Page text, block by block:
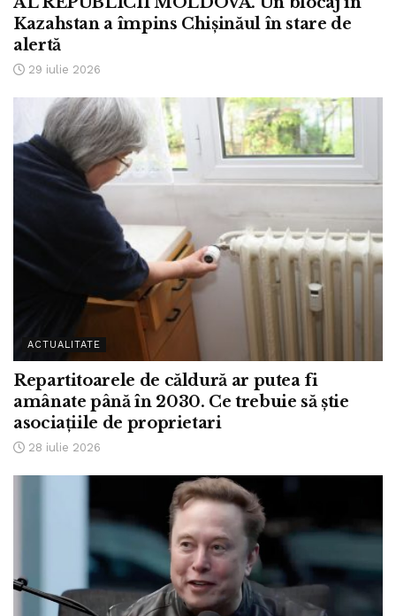
Kazahstan a împins Chișinăul în stare de
alertă
29 iulie 2026
ACTUALITATE
Repartitoarele de căldură ar putea fi
amânate până în 2030. Ce trebuie să știe
asociațiile de proprietari
28 iulie 2026